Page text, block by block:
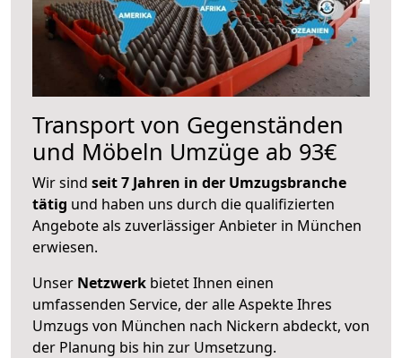
Transport von Gegenständen
und Möbeln Umzüge ab 93€
Wir sind seit 7 Jahren in der Umzugsbranche
tätig und haben uns durch die qualifizierten
Angebote als zuverlässiger Anbieter in München
erwiesen.
Unser Netzwerk bietet Ihnen einen
umfassenden Service, der alle Aspekte Ihres
Umzugs von München nach Nickern abdeckt, von
der Planung bis hin zur Umsetzung.